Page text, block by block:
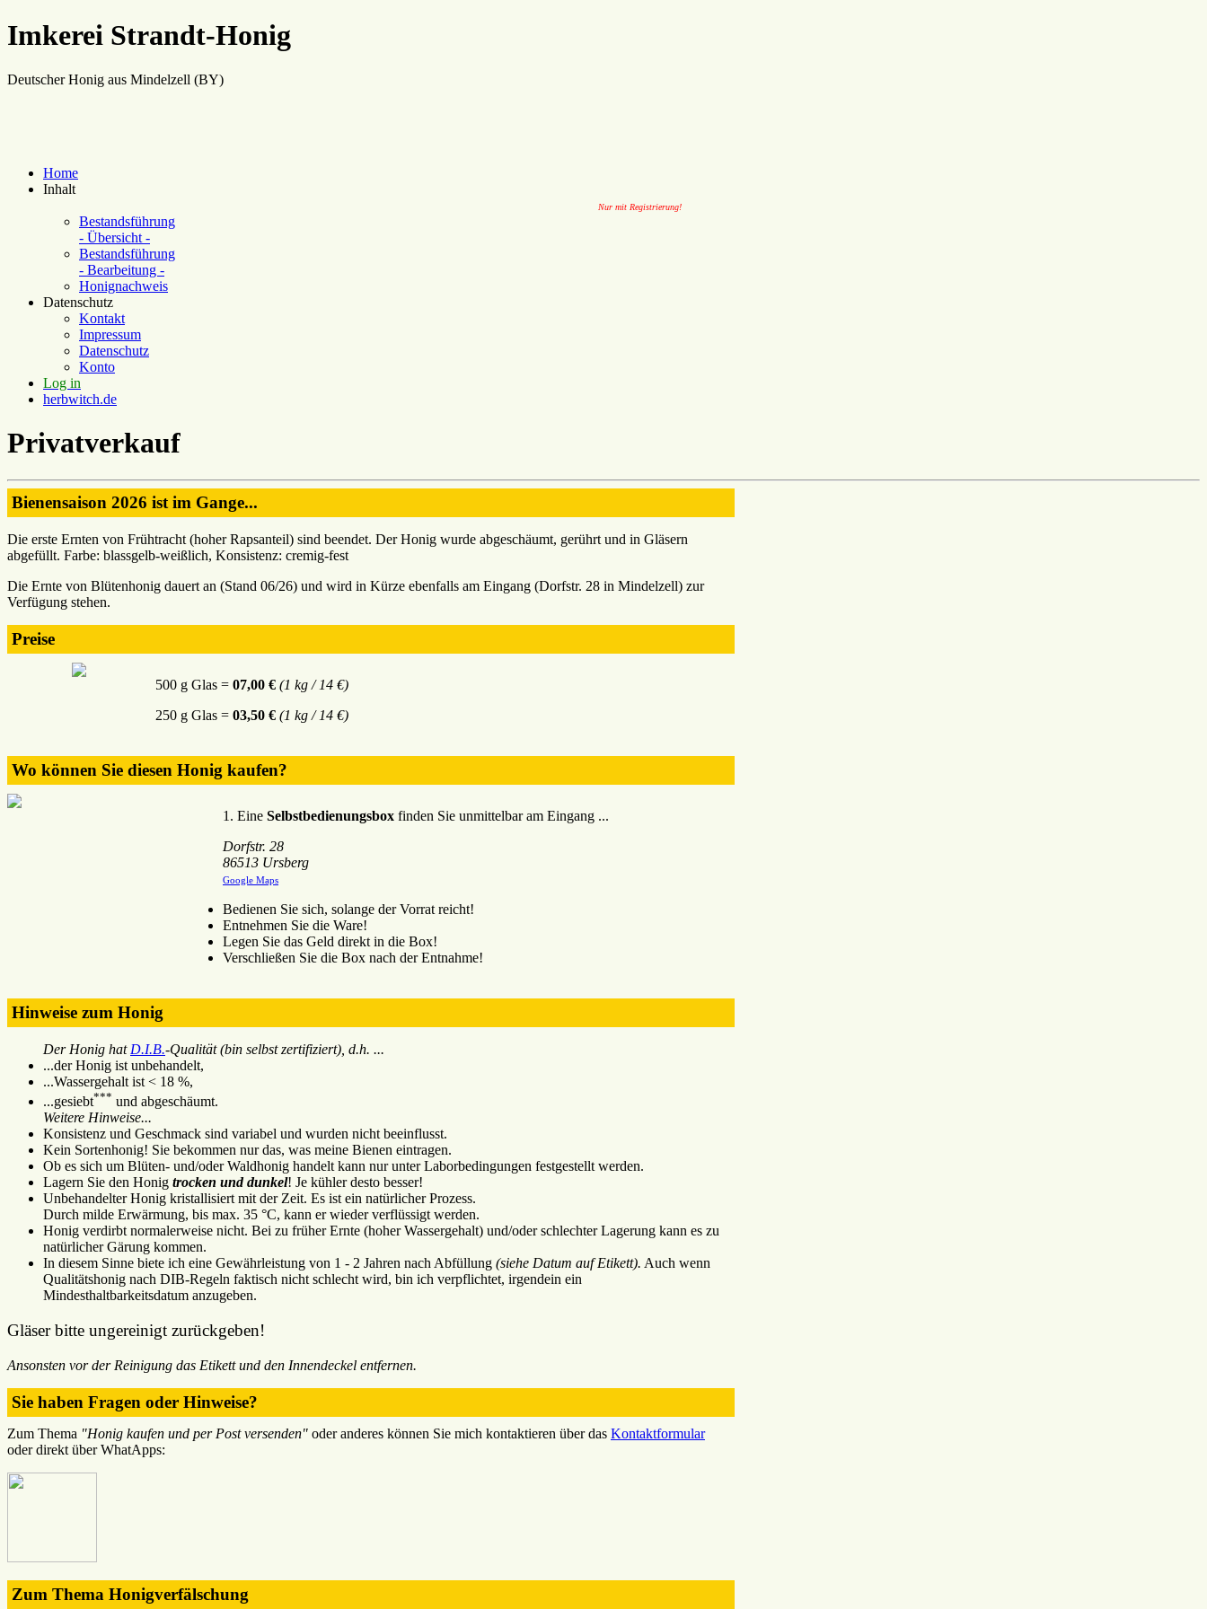
Imkerei Strandt-Honig
Deutscher Honig aus Mindelzell (BY)
Home
Inhalt
Nur mit Registrierung!
Bestandsführung
- Übersicht -
Bestandsführung
- Bearbeitung -
Honignachweis
Datenschutz
Kontakt
Impressum
Datenschutz
Konto
Log in
herbwitch.de
Privatverkauf
Bienensaison 2026 ist im Gange...
Die erste Ernten von Frühtracht (hoher Rapsanteil) sind beendet. Der Honig wurde abgeschäumt, gerührt und in Gläsern
abgefüllt. Farbe: blassgelb-weißlich, Konsistenz: cremig-fest
Die Ernte von Blütenhonig dauert an (Stand 06/26) und wird in Kürze ebenfalls am Eingang (Dorfstr. 28 in Mindelzell) zur
Verfügung stehen.
Preise
500 g Glas = 07,00 € (1 kg / 14 €)
250 g Glas = 03,50 € (1 kg / 14 €)
Wo können Sie diesen Honig kaufen?
1. Eine Selbstbedienungsbox finden Sie unmittelbar am Eingang ...
Dorfstr. 28
86513 Ursberg
Google Maps
Bedienen Sie sich, solange der Vorrat reicht!
Entnehmen Sie die Ware!
Legen Sie das Geld direkt in die Box!
Verschließen Sie die Box nach der Entnahme!
Hinweise zum Honig
Der Honig hat D.I.B.-Qualität (bin selbst zertifiziert), d.h. ...
...der Honig ist unbehandelt,
...Wassergehalt ist < 18 %,
...gesiebt*** und abgeschäumt.
Weitere Hinweise...
Konsistenz und Geschmack sind variabel und wurden nicht beeinflusst.
Kein Sortenhonig! Sie bekommen nur das, was meine Bienen eintragen.
Ob es sich um Blüten- und/oder Waldhonig handelt kann nur unter Laborbedingungen festgestellt werden.
Lagern Sie den Honig trocken und dunkel! Je kühler desto besser!
Unbehandelter Honig kristallisiert mit der Zeit. Es ist ein natürlicher Prozess.
Durch milde Erwärmung, bis max. 35 °C, kann er wieder verflüssigt werden.
Honig verdirbt normalerweise nicht. Bei zu früher Ernte (hoher Wassergehalt) und/oder schlechter Lagerung kann es zu
natürlicher Gärung kommen.
In diesem Sinne biete ich eine Gewährleistung von 1 - 2 Jahren nach Abfüllung (siehe Datum auf Etikett). Auch wenn
Qualitätshonig nach DIB-Regeln faktisch nicht schlecht wird, bin ich verpflichtet, irgendein ein
Mindesthaltbarkeitsdatum anzugeben.
Gläser bitte ungereinigt zurückgeben!
Ansonsten vor der Reinigung das Etikett und den Innendeckel entfernen.
Sie haben Fragen oder Hinweise?
Zum Thema "Honig kaufen und per Post versenden" oder anderes können Sie mich kontaktieren über das Kontaktformular
oder direkt über WhatApps:
Zum Thema Honigverfälschung